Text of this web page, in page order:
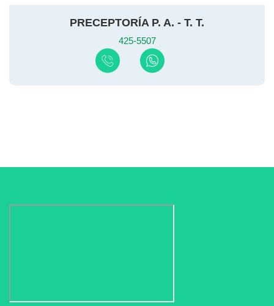
PRECEPTORÍA P. A. - T. T.
425-5507